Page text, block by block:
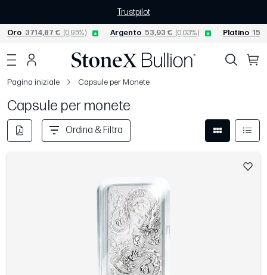
Trustpilot
Oro 3714,87 € (0,95%) Argento 53,93 € (0,03%) Platino
Pagina iniziale Capsule per Monete
Capsule per monete
Ordina & Filtra